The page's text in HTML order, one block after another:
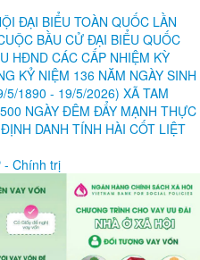
ĐẠI BIỂU TOÀN QUỐC LẦN
BẦU CỬ ĐẠI BIỂU QUỐC
HĐND CÁC CẤP NHIỆM KỲ
KỶ NIỆM 136 NĂM NGÀY SINH
5/1890 - 19/5/2026) XÃ TAM
NGÀY ĐÊM ĐẨY MẠNH THỰC
DANH TÍNH HÀI CỐT LIỆT
- Chính trị